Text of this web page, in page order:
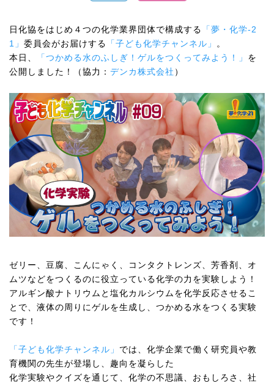
日化協をはじめ４つの化学業界団体で構成する
「夢・化学-2
1」 委員会がお届けする 「子ども化学チャンネル」
。
本日、
「つかめる水のふしぎ！ゲルをつくってみよう！」 を
公開しました！（協力： デンカ株式会社 ）
ゼリー、豆腐、こんにゃく、コンタクトレンズ、芳香剤、オ
ムツなどをつくるのに役立っている化学の力を実験しよう！
アルギン酸ナトリウムと塩化カルシウムを化学反応させるこ
とで、液体の周りにゲルを生成し、つかめる水をつくる実験
です！
​「子ども化学チャンネル」 では、化学企業で働く研究員や教
育機関の先生が登場し、趣向を凝らした
化学実験やクイズを通じて、化学の不思議、おもしろさ、社